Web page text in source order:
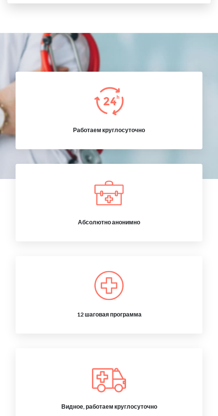
Работаем круглосуточно
Абсолютно анонимно
12 шаговая программа
Видное, работаем круглосуточно